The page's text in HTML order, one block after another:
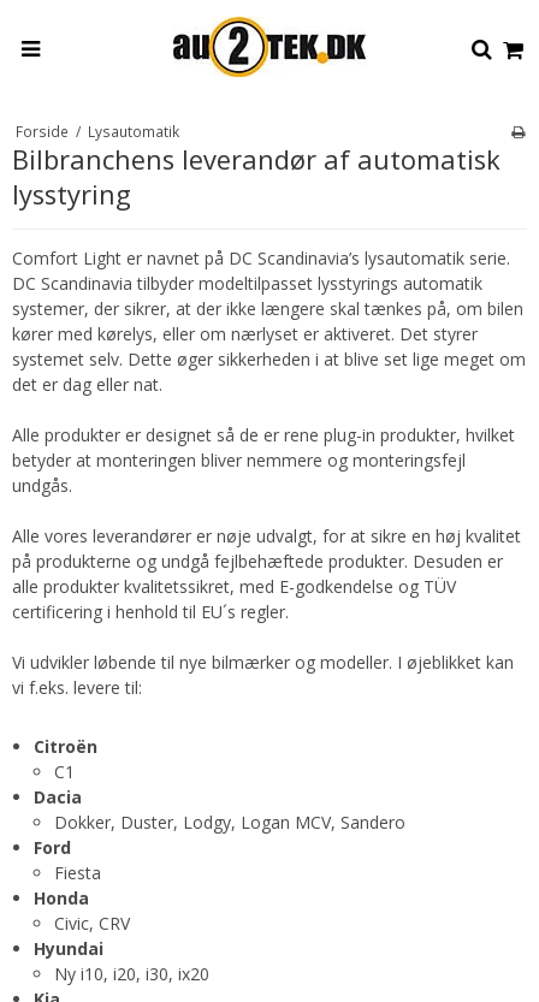
Forside / Lysautomatik
Bilbranchens leverandør af automatisk
lysstyring
Comfort Light er navnet på DC Scandinavia’s lysautomatik serie.
DC Scandinavia tilbyder modeltilpasset lysstyrings automatik
systemer, der sikrer, at der ikke længere skal tænkes på, om bilen
kører med kørelys, eller om nærlyset er aktiveret. Det styrer
systemet selv. Dette øger sikkerheden i at blive set lige meget om
det er dag eller nat.
Alle produkter er designet så de er rene plug-in produkter, hvilket
betyder at monteringen bliver nemmere og monteringsfejl
undgås.
Alle vores leverandører er nøje udvalgt, for at sikre en høj kvalitet
på produkterne og undgå fejlbehæftede produkter. Desuden er
alle produkter kvalitetssikret, med E-godkendelse og TÜV
certificering i henhold til EU´s regler.
Vi udvikler løbende til nye bilmærker og modeller. I øjeblikket kan
vi f.eks. levere til:
Citroën
C1
Dacia
Dokker, Duster, Lodgy, Logan MCV, Sandero
Ford
Fiesta
Honda
Civic, CRV
Hyundai
Ny i10, i20, i30, ix20